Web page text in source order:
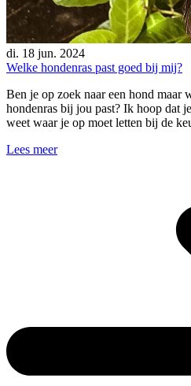
di. 18 jun. 2024
Welke hondenras past goed bij mij?
Ben je op zoek naar een hond maar
hondenras bij jou past? Ik hoop dat
weet waar je op moet letten bij de
Lees meer